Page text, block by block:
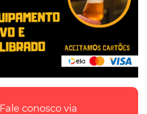
Fale conosco via